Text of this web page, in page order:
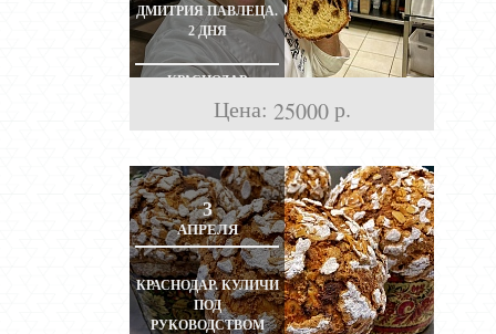
ДМИТРИЯ ПАВЛЕЦА.
2 ДНЯ
КРАСНОДАР
Цена: 25000 р.
3
АПРЕЛЯ
КРАСНОДАР. КУЛИЧИ
ПОД
РУКОВОДСТВОМ